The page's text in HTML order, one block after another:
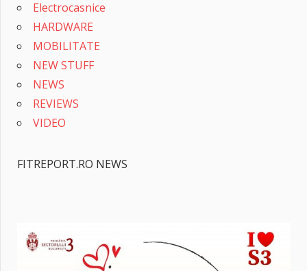
Electrocasnice
HARDWARE
MOBILITATE
NEW STUFF
NEWS
REVIEWS
VIDEO
FITREPORT.RO NEWS